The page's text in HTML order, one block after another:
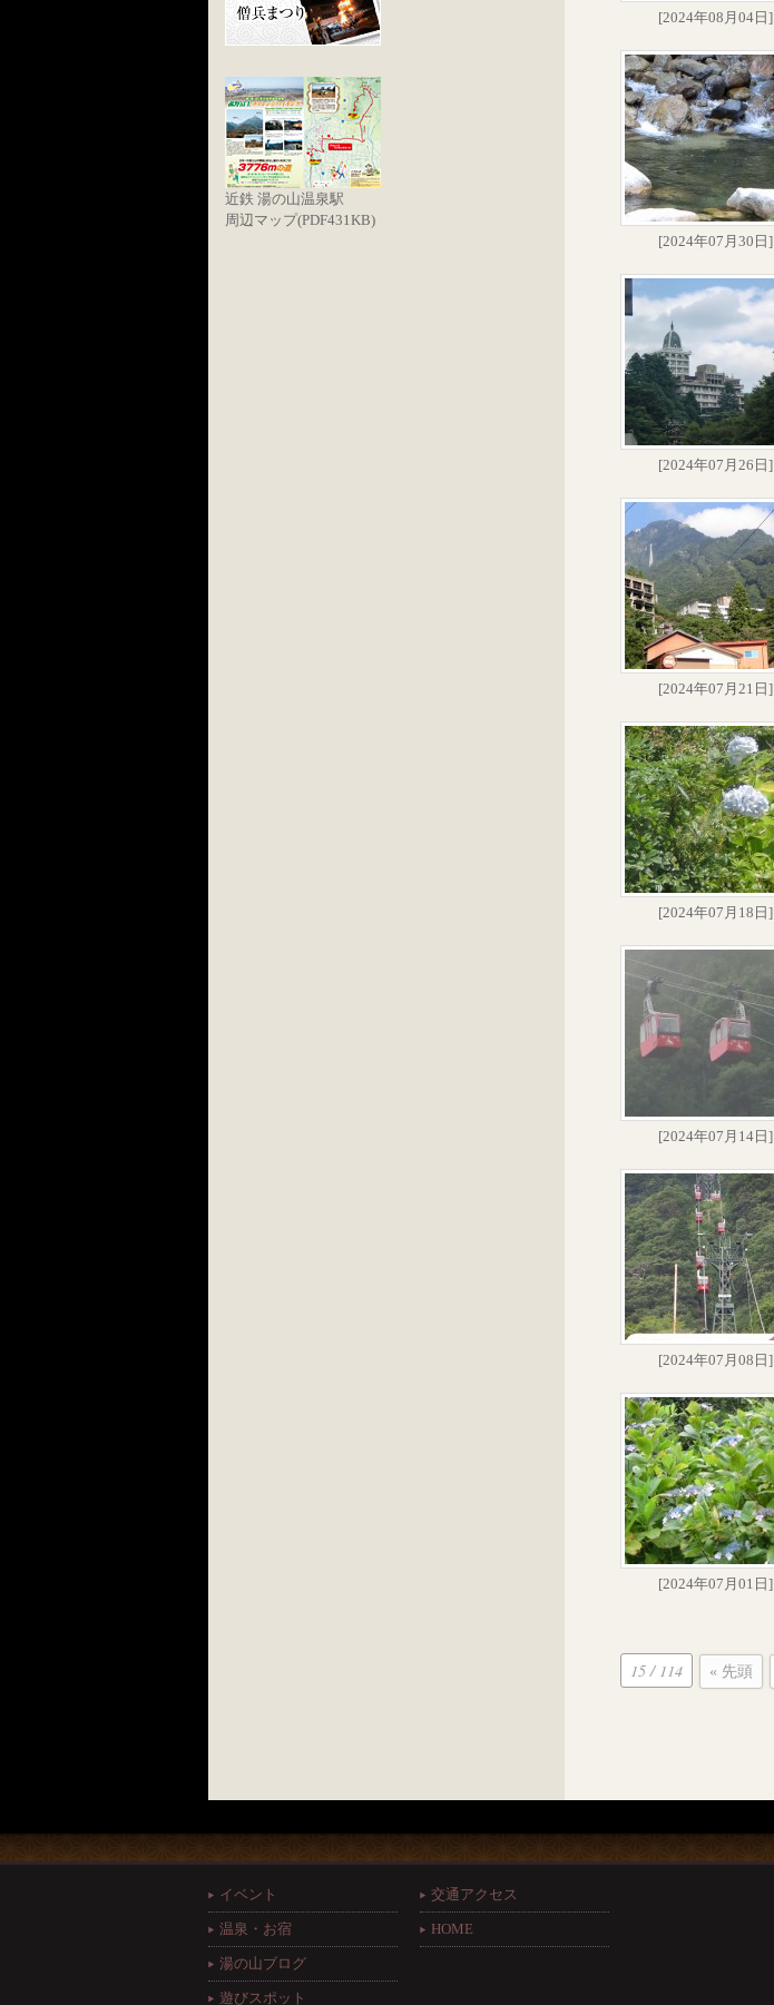
[2024年08月04日]
[2024年07月30日]
[2024年07月26日]
[2024年07月21日]
[2024年07月18日]
[2024年07月14日]
[2024年07月08日]
[2024年07月01日]
15 / 114 « 先頭
近鉄 湯の山温泉駅
周辺マップ(PDF431KB)
イベント
温泉・お宿
湯の山ブログ
遊びスポット
交通アクセス
HOME